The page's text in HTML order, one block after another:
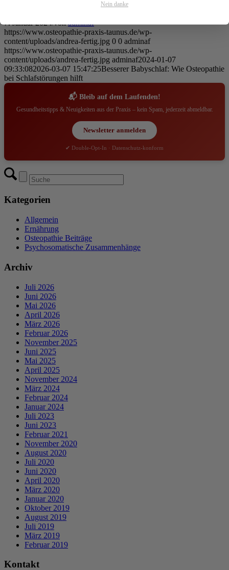
7. Januar 2024/vonadminaf
https://www.osteopathie-praxis-taunus.de/wp-
content/uploads/andrea-fertig.jpg 0 0 adminaf
https://www.osteopathie-praxis-taunus.de/wp-
content/uploads/andrea-fertig.jpg adminaf2024-01-07
09:33:082026-03-07 15:47:25Besserer Babyschlaf: Wie Osteopathie
bei Schlafstörungen hilft
📬 Bleib auf dem Laufenden!
Gesundheitstipps & Neuigkeiten aus der Praxis – kein Spam, jederzeit abmeldbar.
Newsletter anmelden
✔ Double-Opt-In · Datenschutz-konform
Kategorien
Allgemein
Ernährung
Osteopathie Beiträge
Psychosomatische Zusammenhänge
Archiv
Juli 2026
Juni 2026
Mai 2026
April 2026
März 2026
Februar 2026
November 2025
Juni 2025
Mai 2025
April 2025
November 2024
März 2024
Februar 2024
Januar 2024
Juli 2023
Juni 2023
Februar 2021
November 2020
August 2020
Juli 2020
Juni 2020
April 2020
März 2020
Januar 2020
Oktober 2019
August 2019
Juli 2019
März 2019
Februar 2019
Kontakt
Nein danke